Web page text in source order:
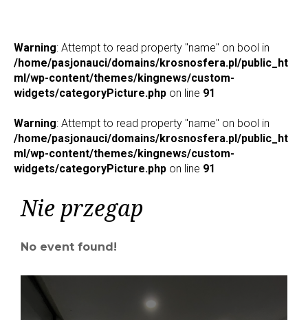
Warning: Attempt to read property "name" on bool in
/home/pasjonauci/domains/krosnosfera.pl/public_ht
ml/wp-content/themes/kingnews/custom-
widgets/categoryPicture.php on line 91
Warning: Attempt to read property "name" on bool in
/home/pasjonauci/domains/krosnosfera.pl/public_ht
ml/wp-content/themes/kingnews/custom-
widgets/categoryPicture.php on line 91
Nie przegap
No event found!